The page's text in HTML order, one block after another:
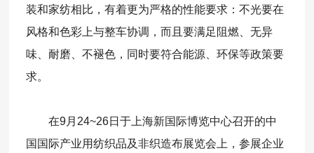
装和家纺相比，有着更为严格的性能要求：不光要在
风格和色彩上与整车协调，而且要满足阻燃、无异
味、耐磨、不褪色，同时要符合能源、环保等政策要
求。
在9月24~26日于上海新国际博览中心召开的中
国国际产业用纺织品及非织造布展览会上，参展企业